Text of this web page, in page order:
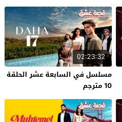
02:23:32
مسلسل في السابعة عشر الحلقة
10 مترجم